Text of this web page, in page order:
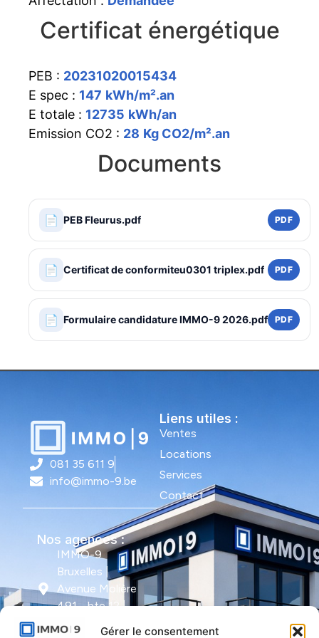
Gérer le consentement
Certificat énergétique
PEB : 20231020015434
E spec : 147 kWh/m².an
E totale : 12735 kWh/an
Emission CO2 : 28 Kg CO2/m².an
Documents
📄 PEB Fleurus.pdf PDF
📄 Certificat de conformiteu0301 triplex.pdf PDF
📄 Formulaire candidature IMMO-9 2026.pdf PDF
081 35 611 9
info@immo-9.be
Nos agences :
IMMO-9
Bruxelles |
Avenue Molière
491 - bte 12 |
1050 Ixelles
Liens utiles :
Ventes
Locations
Services
Contact